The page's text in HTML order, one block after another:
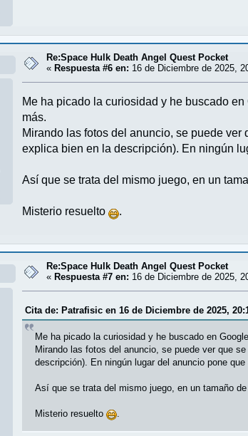
Re:Space Hulk Death Angel Quest Pocket
« Respuesta #6 en: 16 de Diciembre de 2025,
Me ha picado la curiosidad y he buscado
más.
Mirando las fotos del anuncio, se puede
explica bien en la descripción). En ningún
Así que se trata del mismo juego, en un
Misterio resuelto .
Re:Space Hulk Death Angel Quest Pocket
« Respuesta #7 en: 16 de Diciembre de 2025,
Cita de: Patrafisic en 16 de Diciembre de 2025,
Me ha picado la curiosidad y he buscado en
Mirando las fotos del anuncio, se puede ver que
descripción). En ningún lugar del anuncio pone
Así que se trata del mismo juego, en un tamaño
Misterio resuelto .